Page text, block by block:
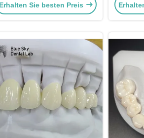
Erhalten Sie besten Preis